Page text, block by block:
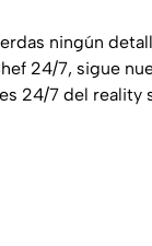
ningún
24/7, sigue
24/7 del reality